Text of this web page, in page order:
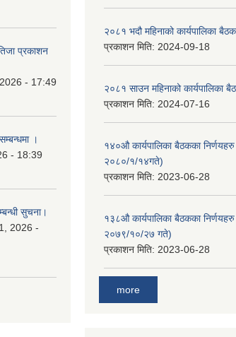
प्रकाशन
- 17:49
।
- 18:39
सुचना।
2026 -
२०८१ भदौ महिनाको कार्यपालिका
प्रकाशन मिति: 2024-09-18
२०८१ साउन महिनाको कार्यपालिका
प्रकाशन मिति: 2024-07-16
१४०औ कार्यपालिका बैठकका निर्णयहरु
२०८०/१/१४गते)
प्रकाशन मिति: 2023-06-28
१३८औ कार्यपालिका बैठकका निर्णयहरु
२०७९/१०/२७ गते)
प्रकाशन मिति: 2023-06-28
more